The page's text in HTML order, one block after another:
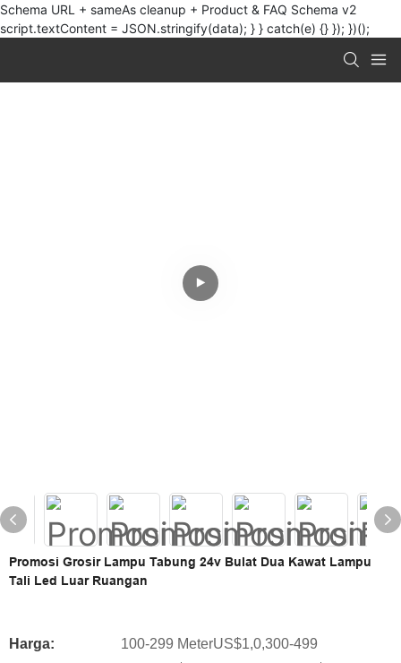
Schema URL + sameAs cleanup + Product & FAQ Schema v2
script.textContent = JSON.stringify(data); } } catch(e) {} }); })();
Promosi Grosir Lampu Tabung 24v Bulat Dua Kawat Lampu
Tali Led Luar Ruangan
Harga:
100-299 MeterUS$1,0,300-499